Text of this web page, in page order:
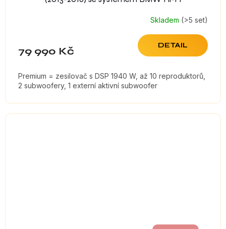
Skladem (>5 set)
79 990 Kč DETAIL
Premium = zesilovač s DSP 1940 W, až 10 reproduktorů,
2 subwoofery, 1 externí aktivní subwoofer